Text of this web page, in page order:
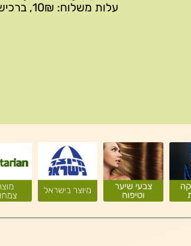
עלות משלוח: 10₪, ברכישה מעל 600₪ עלות משלוח חינם